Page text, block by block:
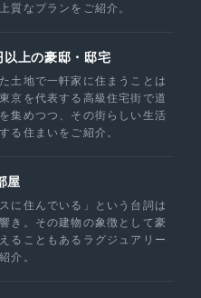
質なプランをご紹介。
上の豪邸・邸宅
土地で一軒家に住まうことは
京を代表する高級住宅街で道
集めつつ、その街らしい生活
る住まいをご紹介。
屋
に住んでいる」という台詞は
き。その建物の象徴として豪
ることもあるラグジュアリー
介。